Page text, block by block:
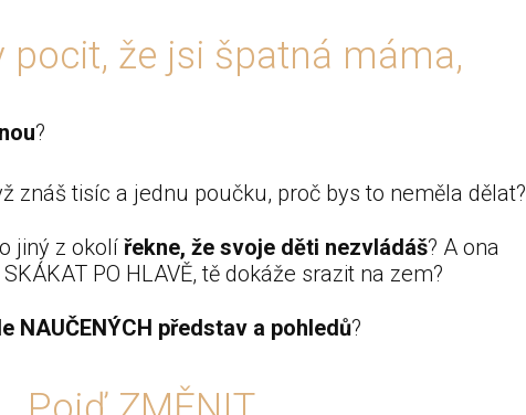
pocit, že jsi špatná máma,
?
znáš tisíc a jednu poučku, proč bys to neměla dělat?
jiný z okolí řekne, že svoje děti nezvládáš? A ona
PO HLAVĚ, tě dokáže srazit na zem?
NAUČENÝCH představ a pohledů?